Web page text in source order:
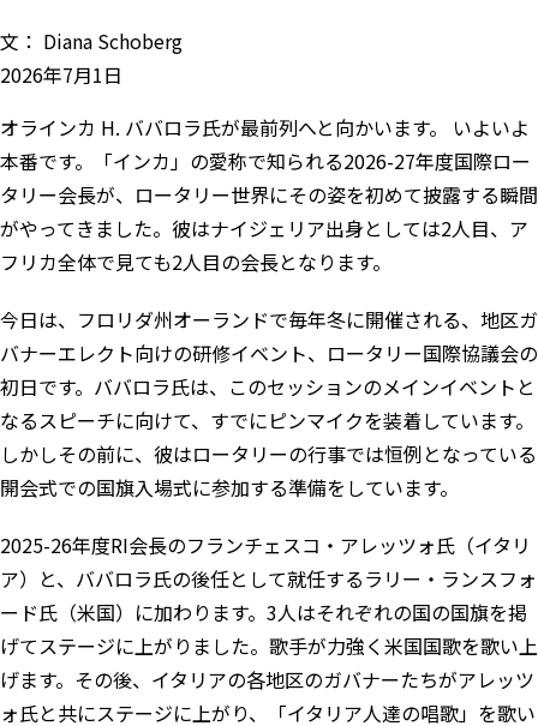
文： Diana Schoberg
2026年7月1日
オラインカ H. ババロラ氏が最前列へと向かいます。 いよいよ
本番です。「インカ」の愛称で知られる2026-27年度国際ロー
タリー会長が、ロータリー世界にその姿を初めて披露する瞬間
がやってきました。彼はナイジェリア出身としては2人目、ア
フリカ全体で見ても2人目の会長となります。
今日は、フロリダ州オーランドで毎年冬に開催される、地区ガ
バナーエレクト向けの研修イベント、ロータリー国際協議会の
初日です。ババロラ氏は、このセッションのメインイベントと
なるスピーチに向けて、すでにピンマイクを装着しています。
しかしその前に、彼はロータリーの行事では恒例となっている
開会式での国旗入場式に参加する準備をしています。
2025-26年度RI会長のフランチェスコ・アレッツォ氏（イタリ
ア）と、ババロラ氏の後任として就任するラリー・ランスフォ
ード氏（米国）に加わります。3人はそれぞれの国の国旗を掲
げてステージに上がりました。歌手が力強く米国国歌を歌い上
げます。その後、イタリアの各地区のガバナーたちがアレッツ
ォ氏と共にステージに上がり、「イタリア人達の唱歌」を歌い